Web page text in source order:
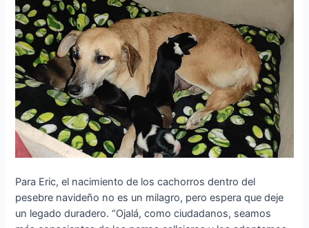
Para Eric, el nacimiento de los cachorros dentro del
pesebre navideño no es un milagro, pero espera que deje
un legado duradero. “Ojalá, como ciudadanos, seamos